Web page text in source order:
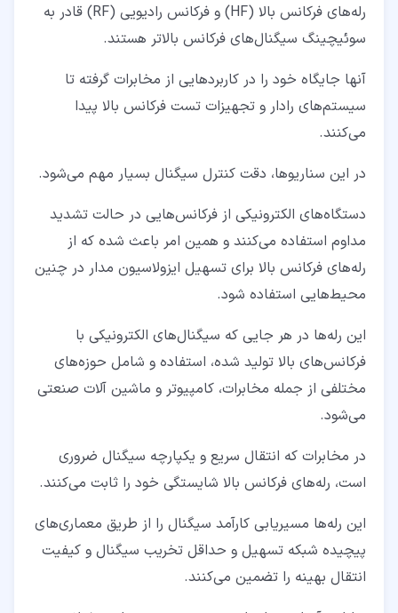
رله‌های فرکانس بالا (HF) و فرکانس رادیویی (RF) قادر به
سوئیچینگ سیگنال‌های فرکانس بالاتر هستند.
آنها جایگاه خود را در کاربردهایی از مخابرات گرفته تا
سیستم‌های رادار و تجهیزات تست فرکانس بالا پیدا
می‌کنند.
در این سناریوها، دقت کنترل سیگنال بسیار مهم می‌شود.
دستگاه‌های الکترونیکی از فرکانس‌هایی در حالت تشدید
مداوم استفاده می‌کنند و همین امر باعث شده که از
رله‌های فرکانس بالا برای تسهیل ایزولاسیون مدار در چنین
محیط‌هایی استفاده شود.
این رله‌ها در هر جایی که سیگنال‌های الکترونیکی با
فرکانس‌های بالا تولید شده، استفاده و شامل حوزه‌های
مختلفی از جمله مخابرات، کامپیوتر و ماشین ‌آلات صنعتی
می‌شود.
در مخابرات که انتقال سریع و یکپارچه سیگنال ضروری
است، رله‌های فرکانس بالا شایستگی خود را ثابت می‌کنند.
این رله‌ها مسیریابی کارآمد سیگنال را از طریق معماری‌های
پیچیده شبکه تسهیل و حداقل تخریب سیگنال و کیفیت
انتقال بهینه را تضمین می‌کنند.